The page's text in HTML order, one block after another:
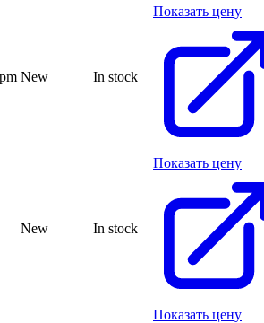
New In stock
Показать цену
New In stock
Показать цену
Показать цену